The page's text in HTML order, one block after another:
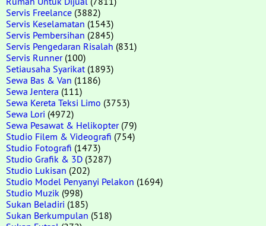
Servis Freelance (3882)
Servis Keselamatan (1543)
Servis Pembersihan (2845)
Servis Pengedaran Risalah (831)
Servis Runner(100)
Setiausaha Syarikat (1893)
Sewa Bas & Van (1186)
Sewa Jentera (111)
Sewa Kereta Teksi Limo (3753)
Sewa Lori (4972)
Sewa Pesawat & Helikopter(79)
Studio Filem & Videografi (754)
Studio Fotografi (1473)
Studio Grafik & 3D (3287)
Studio Lukisan (202)
Studio Model Penyanyi Pelakon (1694)
Studio Muzik (998)
Sukan Beladiri (185)
Sukan Berkumpulan (518)